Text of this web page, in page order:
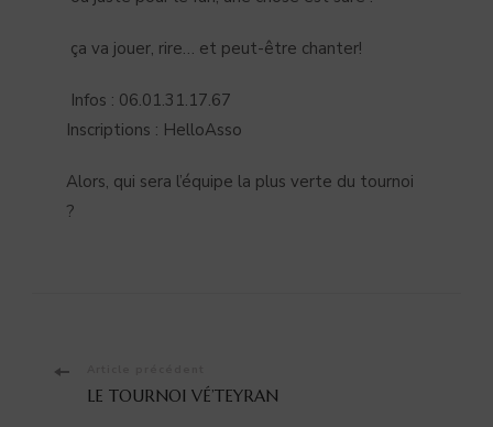
ça va jouer, rire… et peut-être chanter!
Infos : 06.01.31.17.67
Inscriptions : HelloAsso
Alors, qui sera l’équipe la plus verte du tournoi
?
Navigation
LE TOURNOI VÉ’TEYRAN